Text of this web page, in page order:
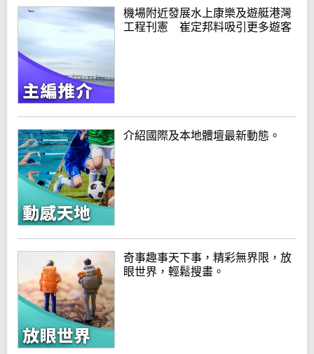
機場附近發展水上康樂及遊艇港灣
工程刊憲 崔定邦料吸引更多遊客
介紹國際及本地體壇最新動態。
奇事趣事天下事，精彩無界限，放
眼世界，輕鬆搜畫。